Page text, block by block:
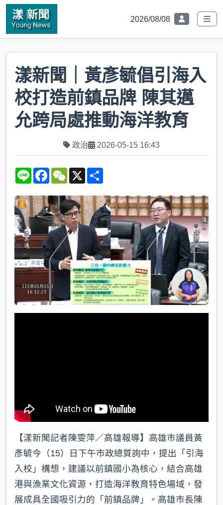
2026/08/08
漾新聞｜黃彥毓倡引海入
校打造前鎮品牌 陳其邁
允跨局處推動海洋教育
政治 2026-05-15 16:43
L
e
F
e
b
o
o
k
W
h
a
t
X
r
e
【漾新聞記者陳雯萍／高雄報導】高雄市議員黃
彥毓今（15）日下午市政總質詢中，提出「引海
入校」構想，建議以前鎮國小為核心，結合高雄
港與漁業文化資源，打造海洋教育特色場域，發
展成具全國吸引力的「前鎮品牌」。高雄市長陳